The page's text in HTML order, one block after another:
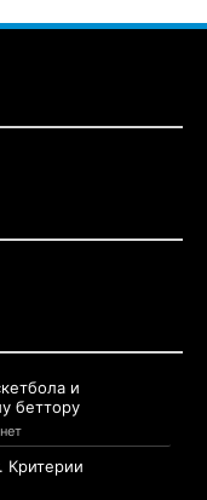
и
беттору
Критерии